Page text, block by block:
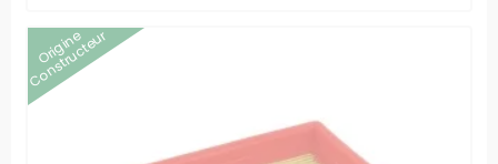
Origine
Constructeur